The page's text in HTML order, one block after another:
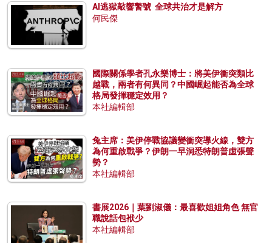
AI逃獄敲響警號 全球共治才是解方
何民傑
國際關係學者孔永樂博士：將美伊衝突類比
越戰，兩者有何異同？中國崛起能否為全球
格局發揮穩定效用？
本社編輯部
兔主席：美伊停戰協議變衝突導火線，雙方
為何重啟戰爭？伊朗一早洞悉特朗普虛張聲
勢？
本社編輯部
書展2026｜葉劉淑儀：最喜歡姐姐角色 無官
職說話包袱少
本社編輯部